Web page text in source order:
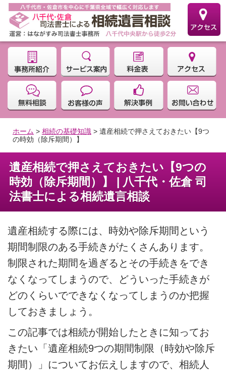
ホーム > 相続の基礎知識> 遺産相続で押さえておきたい【9つ
の時効（除斥期間）】
遺産相続で押さえておきたい【9つの
時効（除斥期間）】 | 八千代・佐倉 司
法書士による相続遺言相談
遺産相続する際には、時効や除斥期間という
期間制限のある手続きがたくさんあります。
制限された期間を過ぎるとその手続きをでき
なくなってしまうので、どういった手続きが
どのくらいでできなくなってしまうのか把握
しておきましょう。
この記事では相続が開始したときに知ってお
きたい「遺産相続9つの期間制限（時効や除斥
期間）」についてお伝えしますので、相続人